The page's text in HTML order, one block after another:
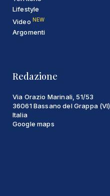
Lifestyle
Video NEW
Argomenti
Redazione
Via Orazio Marinali, 51/53
36061 Bassano del Grappa (VI)
Italia
Google maps